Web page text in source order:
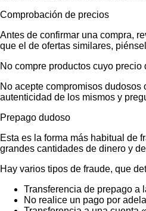
Comprobación de precios
Antes de confirmar una compra,
que el de ofertas similares,
No compre productos cuyo
No acepte compromisos
autenticidad de los mismos y
Prepago dudoso
Esta es la forma más habitual de
grandes cantidades de dinero y
Hay varios tipos de fraude, que
Transferencia de prepago a
No realice un pago por